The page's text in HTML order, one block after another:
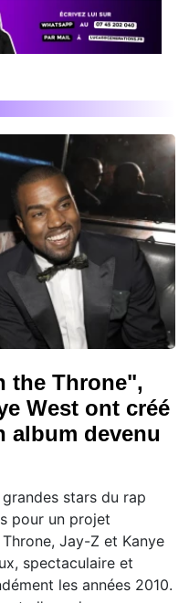
the Throne",
West ont créé
album devenu
stars du rap
pour un projet
Jay-Z et Kanye
spectaculaire et
les années 2010.